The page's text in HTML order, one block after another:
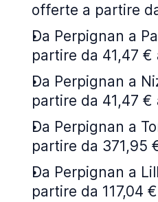
offerte a partire
Da Perpignan a
partire da 41,47 €
Da Perpignan a
partire da 41,47 €
Da Perpignan a
partire da 371,95
Da Perpignan a
partire da 117,04